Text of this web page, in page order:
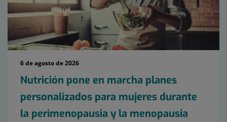
6 de agosto de 2026
Nutrición pone en marcha planes
personalizados para mujeres durante
la perimenopausia y la menopausia